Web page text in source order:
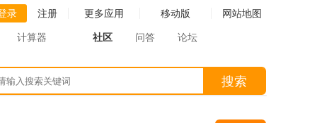
录 注册 更多应用 移动版 网站地图
计算器 社区 问答 论坛
搜索